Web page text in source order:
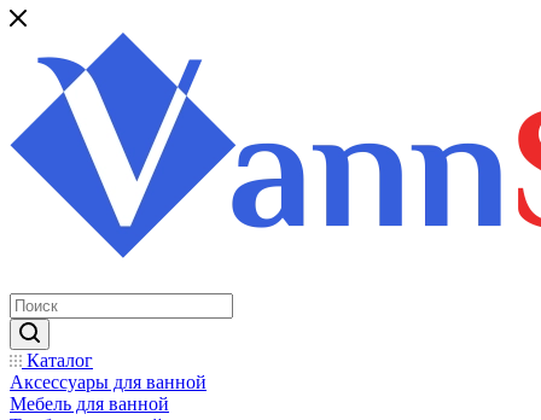
Каталог
Аксессуары для ванной
Мебель для ванной